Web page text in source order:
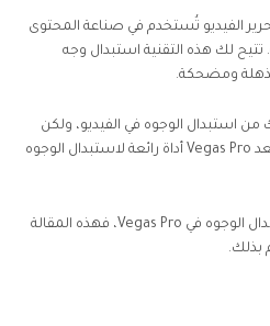
الفيديو تُستخدم في صناعة المحتوى
تتيح لك هذه التقنية استبدال وجه
ومضحكة.
من استبدال الوجوه في الفيديو، ولكن
القليل منها فقط يتميز بالكفاءة. يعد Vegas Pro أداة رائعة لاستبدال الوجوه
إذا كنت مهتمًا بمعرفة كيفية استبدال الوجوه في Vegas Pro، فهذه المقالة
بذلك.